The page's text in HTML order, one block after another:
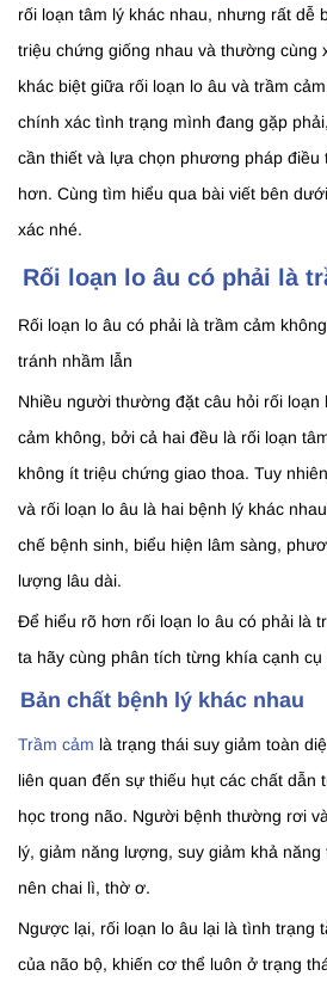
rối loạn tâm lý khác nhau, nhưng rất dễ
triệu chứng giống nhau và thường cùng
khác biệt giữa rối loạn lo âu và trầm
chính xác tình trạng mình đang gặp
cần thiết và lựa chọn phương pháp điều
hơn. Cùng tìm hiểu qua bài viết bên
xác nhé.
Rối loạn lo âu có phải là
Rối loạn lo âu có phải là trầm cảm
tránh nhầm lẫn
Nhiều người thường đặt câu hỏi rối loạn
cảm không, bởi cả hai đều là rối loạn
không ít triệu chứng giao thoa. Tuy
và rối loạn lo âu là hai bệnh lý khác
chế bệnh sinh, biểu hiện lâm sàng,
lượng lâu dài.
Để hiểu rõ hơn rối loạn lo âu có phải là
ta hãy cùng phân tích từng khía cạnh cụ
Bản chất bệnh lý khác nhau
Trầm cảm là trạng thái suy giảm toàn
liên quan đến sự thiếu hụt các chất dẫn
học trong não. Người bệnh thường rơi
lý, giảm năng lượng, suy giảm khả
nên chai lì, thờ ơ.
Ngược lại, rối loạn lo âu lại là tình trạng
của não bộ, khiến cơ thể luôn ở trạng